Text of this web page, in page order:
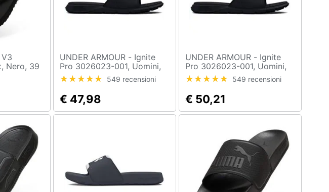
Nero, 39
UNDER ARMOUR - Ignite
Pro 3026023-001, Uomini,
Nero, 44
549 recensioni
€ 47,98
UNDER ARMOUR - Ignite
Pro 3026023-001, Uomini,
Nero, 45
549 recensioni
€ 50,21